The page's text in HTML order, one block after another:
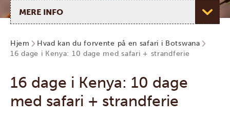
Vælg side
Hjem
Hvad kan du forvente på en safari i Botswana
16 dage i Kenya: 10 dage med safari + strandferie
16 dage i Kenya: 10 dage
med safari + strandferie